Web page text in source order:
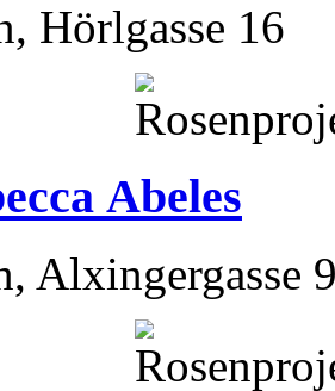
Hörlgasse 16
Abeles
Alxingergasse